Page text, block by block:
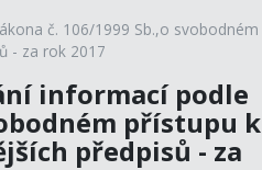
č. 106/1999 Sb.,o svobodném
- za rok 2017
informací podle
přístupu k
předpisů - za